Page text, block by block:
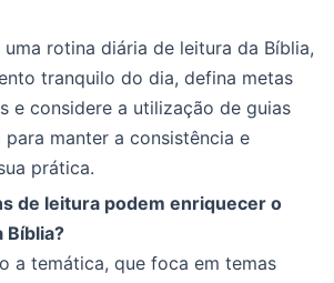
uma rotina diária de leitura da Bíblia,
tranquilo do dia, defina metas
e considere a utilização de guias
manter a consistência e
prática.
de leitura podem enriquecer o
Bíblia?
a temática, que foca em temas